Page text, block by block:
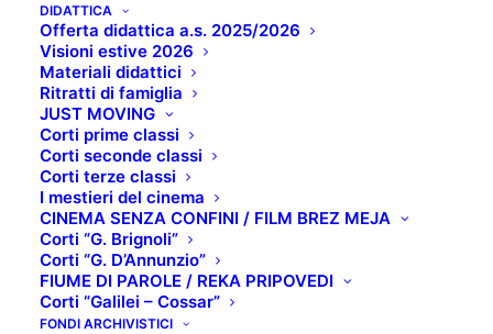
DIDATTICA
Offerta didattica a.s. 2025/2026
Visioni estive 2026
Materiali didattici
Ritratti di famiglia
JUST MOVING
Corti prime classi
Corti seconde classi
Corti terze classi
I mestieri del cinema
CINEMA SENZA CONFINI / FILM BREZ MEJA
Corti “G. Brignoli”
Corti “G. D’Annunzio”
FIUME DI PAROLE / REKA PRIPOVEDI
Corti “Galilei – Cossar”
FONDI ARCHIVISTICI
UOMINI DI DIO
GIUGNO 29, 2022